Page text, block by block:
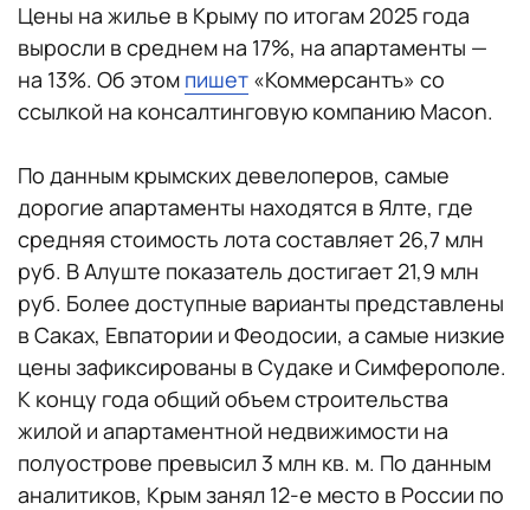
Цены на жилье в Крыму по итогам 2025 года
выросли в среднем на 17%, на апартаменты —
на 13%. Об этом пишет «Коммерсантъ» со
ссылкой на консалтинговую компанию Macon.
По данным крымских девелоперов, самые
дорогие апартаменты находятся в Ялте, где
средняя стоимость лота составляет 26,7 млн
руб. В Алуште показатель достигает 21,9 млн
руб. Более доступные варианты представлены
в Саках, Евпатории и Феодосии, а самые низкие
цены зафиксированы в Судаке и Симферополе.
К концу года общий объем строительства
жилой и апартаментной недвижимости на
полуострове превысил 3 млн кв. м. По данным
аналитиков, Крым занял 12-е место в России по